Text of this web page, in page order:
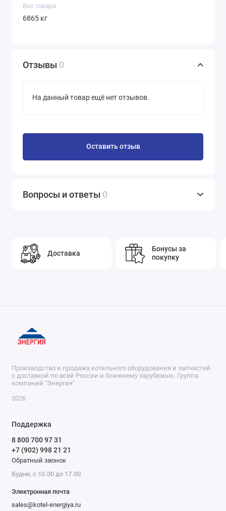
Чтобы купить подогреватель ПСВ-200У, позвоните в
отдел продаж по телефону: 8-800-700-97-31 или
интересующих вас моделей, и рассчитают стоимость
Вес товара
6865 кг
Отзывы 0
На данный товар ещё нет отзывов.
Оставить отзыв
Вопросы и ответы 0
Доставка
Бонусы за
покупку
Производство и продажа котельного оборудования и запчастей
с доставкой по всей России и ближнему зарубежью. Группа
компаний "Энергия"
2026
Поддержка
8 800 700 97 31
+7 (902) 998 21 21
Обратный звонок
Будни, с 10.00 до 17.00
Электронная почта
sales@kotel-energiya.ru